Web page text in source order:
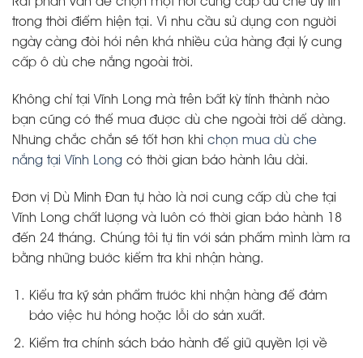
Rát phân vân để chọn một nơi cung cấp dù che uy tín
trong thời điểm hiện tại. Vì nhu cầu sử dụng con người
ngày càng đòi hỏi nên khá nhiều cửa hàng đại lý cung
cấp ô dù che nắng ngoài trời.
Không chỉ tại Vĩnh Long mà trên bất kỳ tỉnh thành nào
bạn cũng có thể mua được dù che ngoài trời dể dàng.
Nhưng chắc chắn sẽ tốt hơn khi chọn mua dù che
nắng tại Vĩnh Long có thời gian bảo hành lâu dài.
Đơn vị Dù Minh Đan tự hào là nơi cung cấp dù che tại
Vĩnh Long chất lượng và luôn có thời gian bảo hành 18
đến 24 tháng. Chúng tôi tự tin với sản phẩm mình làm ra
bằng những bước kiểm tra khi nhận hàng.
Kiểu tra kỹ sản phẩm trước khi nhận hàng để đảm
bảo việc hư hỏng hoặc lỗi do sản xuất.
Kiểm tra chính sách bảo hành để giữ quyền lợi về